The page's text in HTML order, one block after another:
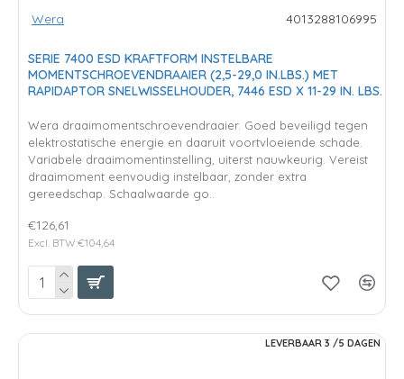
Wera 4013288106995
SERIE 7400 ESD KRAFTFORM INSTELBARE
MOMENTSCHROEVENDRAAIER (2,5-29,0 IN.LBS.) MET
RAPIDAPTOR SNELWISSELHOUDER, 7446 ESD X 11-29 IN. LBS.
Wera draaimomentschroevendraaier. Goed beveiligd tegen
elektrostatische energie en daaruit voortvloeiende schade.
Variabele draaimomentinstelling, uiterst nauwkeurig. Vereist
draaimoment eenvoudig instelbaar, zonder extra
gereedschap. Schaalwaarde go..
€126,61
Excl. BTW:€104,64
LEVERBAAR 3 /5 DAGEN